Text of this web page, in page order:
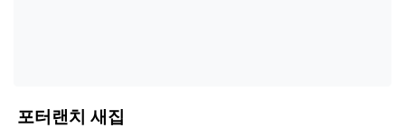
포터랜치 새집